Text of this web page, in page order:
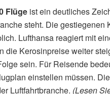
Flüge ist ein deutliches
steht. Die
Lufthansa reagiert mit
die Kerosinpreise weiter
sein. Für Reisende
einstellen müssen. Die
Luftfahrtbranche. (Lesen